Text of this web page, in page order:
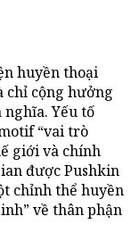
huyền thoại
chỉ cộng hưởng
Yếu tố
“vai trò
giới và chính
được Pushkin
chỉnh thể huyền
về thân phận